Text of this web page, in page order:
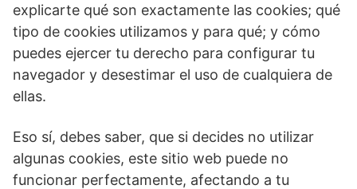
explicarte qué son exactamente las cookies; qué
tipo de cookies utilizamos y para qué; y cómo
puedes ejercer tu derecho para configurar tu
navegador y desestimar el uso de cualquiera de
ellas.
Eso sí, debes saber, que si decides no utilizar
algunas cookies, este sitio web puede no
funcionar perfectamente, afectando a tu